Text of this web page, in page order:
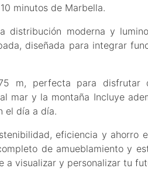
minutos de Marbella.
distribución moderna y
diseñada para integrar
m, perfecta para disfrutar
mar y la montaña Incluye
el día a día.
eficiencia y ahorro
de amueblamiento y
a visualizar y personalizar tu